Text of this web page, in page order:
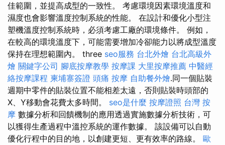
佳範圍，並提高成型的一致性。 考慮環境因素環境溫度和
濕度也會影響溫度控制系統的性能。 在設計和優化小型注
塑機溫度控制系統時，必須考慮工廠的環境條件。 例如，
在較高的環境溫度下，可能需要增加冷卻能力以將成型溫度
保持在理想範圍內。 three seo服務 台北外燴 台北高級外
燴 關鍵字公司 腳底按摩教學 按摩課 大里按摩推薦 中醫經
絡按摩課程 柬埔寨簽證 頭痛 按摩 自助餐外燴.同一個貼裝
週期中零件的貼裝位置不能相差太遠，否則貼裝時頭部的
X、Y移動會花費太多時間。 seo是什麼 按摩證照 台灣 按
摩 數據分析和回饋機制的應用透過實施數據分析技術，可
以獲得生產過程中溫控系統的運作數據。 該設備可以自動
優化行程中的目的地，以創建更短、更有效率的路線。 歐